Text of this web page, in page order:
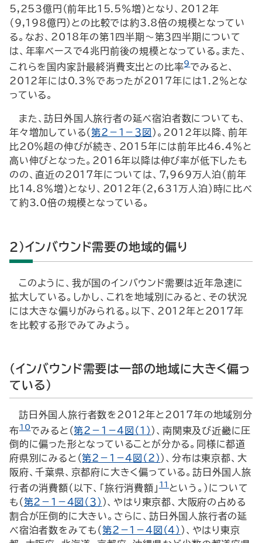
5,253億円（前年比15.5％増）となり、2012年
（9,198億円）との比較では約3.8倍の規模となってい
る。なお、2018年の第１四半期～第３四半期について
は、年率ベースで４兆円前後の規模となっている。また、
これらを国内家計最終消費支出との比率9でみると、
2012年には0.3％であったが2017年には1.2％とな
っている。
また、訪日外国人旅行者の延べ宿泊者数についても、
年々増加している（第２－１－３図 ）。2012年以降、前年
比20％超の伸びが続き、2015年には前年比46.4％と
高い伸びとなった。2016年以降は伸び率が低下したも
のの、直近の2017年については、7,969万人泊（前年
比14.8％増）となり、2012年（2,631万人泊）時に比べ
て約3.0倍の規模となっている。
２）インバウンド需要の地域的偏り
このように、我が国のインバウンド需要は近年急速に
拡大している。しかし、これを地域別にみると、その状況
には大きな偏りがみられる。以下、2012年と2017年
を比較する形でみてみよう。
（インバウンド需要は一部の地域に大きく偏っ
ている）
訪日外国人旅行者数を2012年と2017年の地域別分
布10でみると（第２－１－４図（１） ）、南関東及び近畿に圧
倒的に偏った形となっていることが分かる。同様に都道
府県別にみると（第２－１－４図（２） ）、分布は東京都、大
阪府、千葉県、京都府に大きく偏っている。訪日外国人旅
行者の消費額（以下、「旅行消費額」11 という。）について
も（第２－１－４図（３） ）、やはり東京都、大阪府の占める
割合が圧倒的に大きい。さらに、訪日外国人旅行者の延
べ宿泊者数をみても（第２－１－４図（４） ）、やはり東京